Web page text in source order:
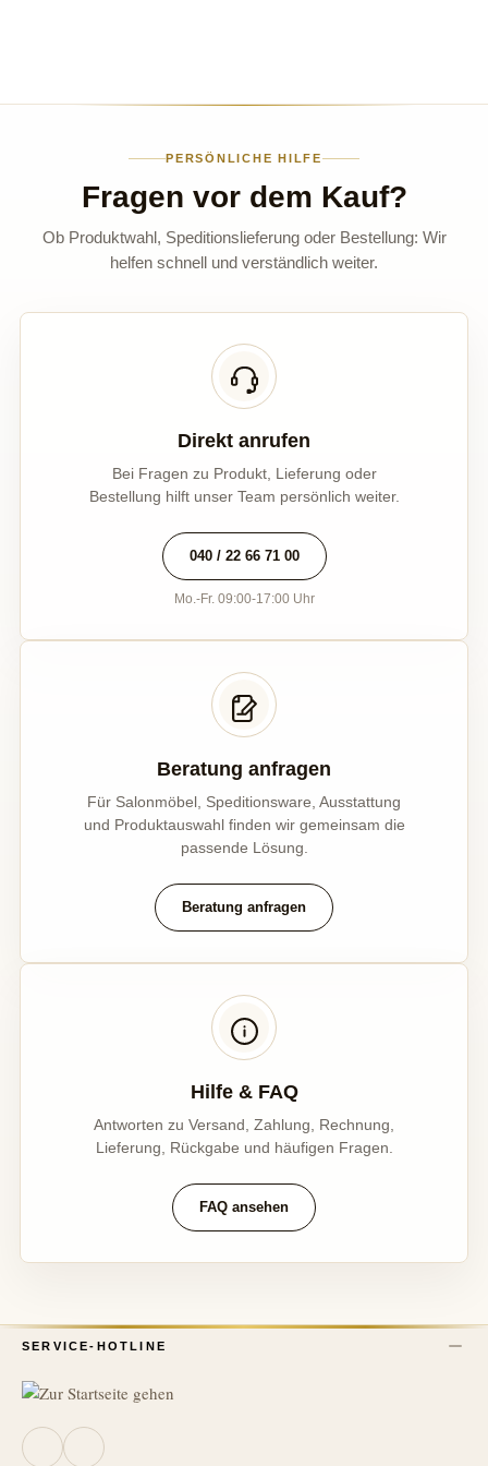
PERSÖNLICHE HILFE
Fragen vor dem Kauf?
Ob Produktwahl, Speditionslieferung oder Bestellung: Wir
helfen schnell und verständlich weiter.
Direkt anrufen
Bei Fragen zu Produkt, Lieferung oder
Bestellung hilft unser Team persönlich weiter.
040 / 22 66 71 00
Mo.-Fr. 09:00-17:00 Uhr
Beratung anfragen
Für Salonmöbel, Speditionsware, Ausstattung
und Produktauswahl finden wir gemeinsam die
passende Lösung.
Beratung anfragen
Hilfe & FAQ
Antworten zu Versand, Zahlung, Rechnung,
Lieferung, Rückgabe und häufigen Fragen.
FAQ ansehen
SERVICE-HOTLINE